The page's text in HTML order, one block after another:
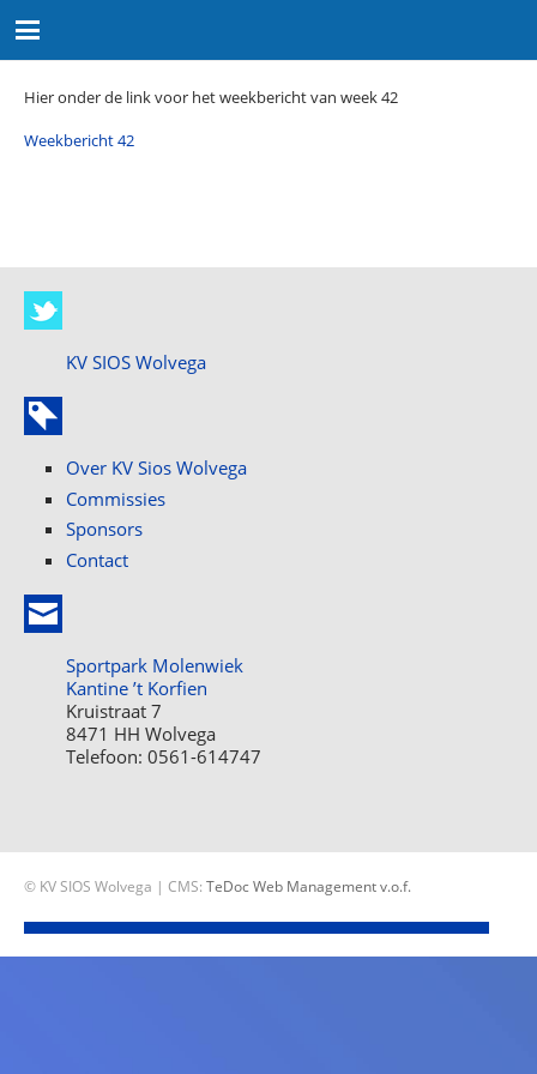
Hier onder de link voor het weekbericht van week 42
Weekbericht 42
KV SIOS Wolvega
Over KV Sios Wolvega
Commissies
Sponsors
Contact
Sportpark Molenwiek
Kantine ’t Korfien
Kruistraat 7
8471 HH Wolvega
Telefoon: 0561-614747
© KV SIOS Wolvega | CMS: TeDoc Web Management v.o.f.